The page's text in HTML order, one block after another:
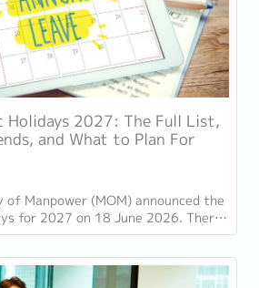
Holidays 2027: The Full List,
and What to Plan For
of Manpower (MOM) announced the
for 2027 on 18 June 2026. There
holidays in...